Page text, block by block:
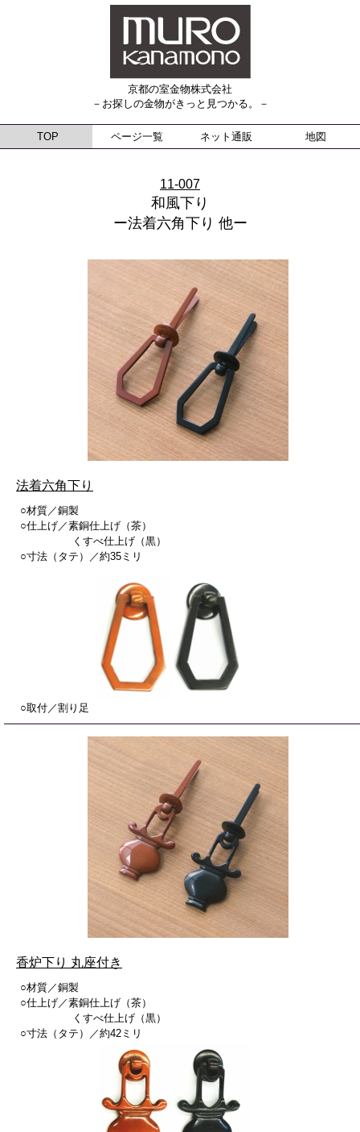
京都の室金物株式会社
－お探しの金物がきっと見つかる。－
TOP ページ一覧 ネット通販 地図
11-007
和風下り
ー法着六角下り 他ー
法着六角下り
○材質／銅製
○仕上げ／素銅仕上げ（茶）
くすべ仕上げ（黒）
○寸法（タテ）／約35ミリ
○取付／割り足
香炉下り 丸座付き
○材質／銅製
○仕上げ／素銅仕上げ（茶）
くすべ仕上げ（黒）
○寸法（タテ）／約42ミリ